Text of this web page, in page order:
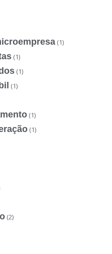
(1)
(1)
(1)
(1)
(1)
(1)
(2)